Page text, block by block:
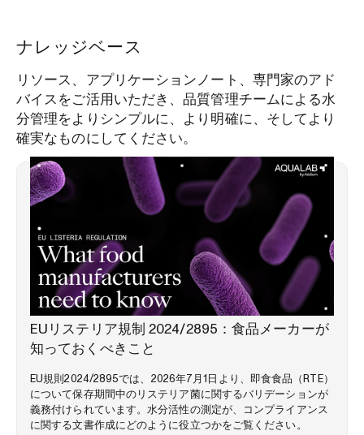
ナレッジベース
リソース、アプリケーションノート、専門家のアド
バイスをご活用いただき、品質管理チームによる水
分管理をよりシンプルに、より明確に、そしてより
確実なものにしてください。
市場動向
EUリステリア規制 2024/2895：食品メーカーが
知っておくべきこと
EU規則2024/2895では、2026年7月1日より、即食食品（RTE）
について保存期間中のリステリア菌に関するバリデーションが
義務付けられています。水分活性の測定が、コンプライアンス
に関する文書作成にどのように役立つかをご覧ください。